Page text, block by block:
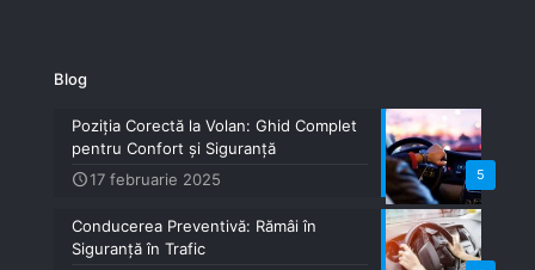
Blog
5
Poziția Corectă la Volan: Ghid Complet
pentru Confort și Siguranță
17 februarie 2025
Conducerea Preventivă: Rămâi în
Siguranță în Trafic